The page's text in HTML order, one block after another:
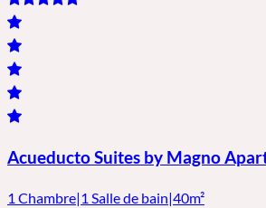
Acueducto Suites by Magno
1 Chambre|1 Salle de bain|40m²